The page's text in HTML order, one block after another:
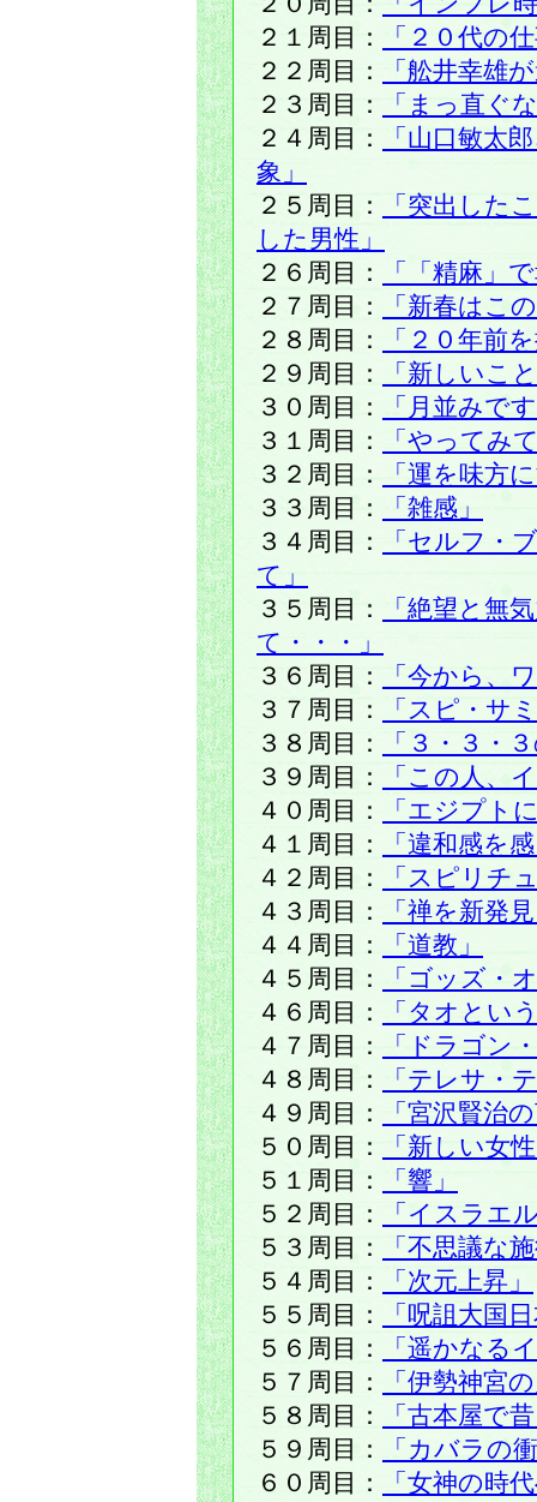
２１周目：
「２０代の
２２周目：
「舩井幸雄
２３周目：
「まっ直ぐ
２４周目：
「山口敏太
象」
２５周目：
「突出した
した男性」
２６周目：
「「精麻」
２７周目：
「新春はこ
２８周目：
「２０年前
２９周目：
「新しいこ
３０周目：
「月並みで
３１周目：
「やってみ
３２周目：
「運を味方
３３周目：
「雑感」
３４周目：
「セルフ・
て」
３５周目：
「絶望と無
て・・・」
３６周目：
「今から、
３７周目：
「スピ・サ
３８周目：
「３・３・
３９周目：
「この人、
４０周目：
「エジプト
４１周目：
「違和感を
４２周目：
「スピリチ
４３周目：
「禅を新発
４４周目：
「道教」
４５周目：
「ゴッズ・
４６周目：
「タオとい
４７周目：
「ドラゴン
４８周目：
「テレサ・
４９周目：
「宮沢賢治
５０周目：
「新しい女
５１周目：
「響」
５２周目：
「イスラエ
５３周目：
「不思議な
５４周目：
「次元上昇」
５５周目：
「呪詛大国
５６周目：
「遥かなる
５７周目：
「伊勢神宮
５８周目：
「古本屋で
５９周目：
「カバラの
６０周目：
「女神の時